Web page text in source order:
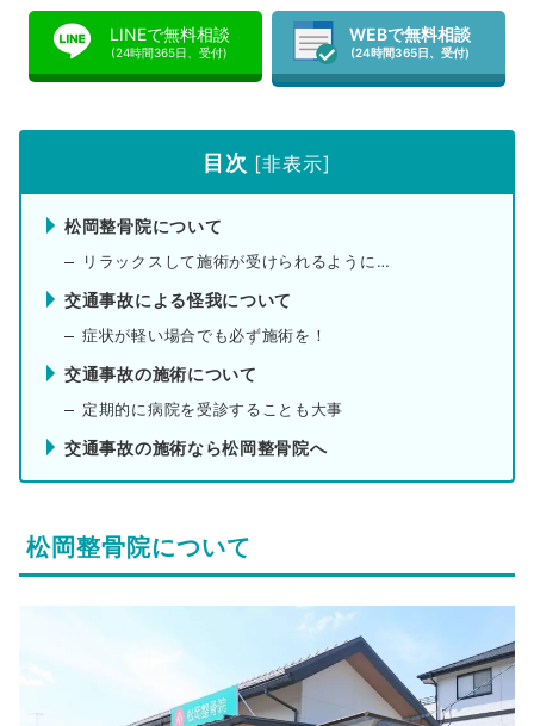
LINEで無料相談
(24時間365日、受付)
WEBで無料相談
(24時間365日、受付)
目次 [非表示]
松岡整骨院について
リラックスして施術が受けられるように…
交通事故による怪我について
症状が軽い場合でも必ず施術を！
交通事故の施術について
定期的に病院を受診することも大事
交通事故の施術なら松岡整骨院へ
松岡整骨院について